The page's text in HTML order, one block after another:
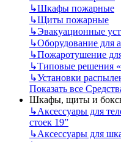
↳Шкафы пожарные
↳Щиты пожарные
↳Эвакуационные
↳Оборудование для
↳Пожаротушение
↳Типовые решения
↳Установки
Показать все
Шкафы, щиты и
↳Аксессуары для
стоек 19”
↳Аксессуары для